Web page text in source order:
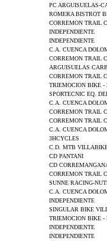
PC ARGUISUELAS-
ROMERA BISTROT
CORREMON TRAIL
INDEPENDIENTE
INDEPENDIENTE
C.A. CUENCA
CORREMON TRAIL
ARGUISUELAS
CORREMON TRAIL
TRIEMOCION BIKE -
SPORTECNIC EQ.
C.A. CUENCA
CORREMON TRAIL
CORREMON TRAIL
C.A. CUENCA
3HCYCLES
C.D. MTB
CD PANTANI
CD
CORREMON TRAIL
SUNNE RACING-
C.A. CUENCA
INDEPENDIENTE
SINGULAR BIKE
TRIEMOCION BIKE -
INDEPENDIENTE
INDEPENDIENTE